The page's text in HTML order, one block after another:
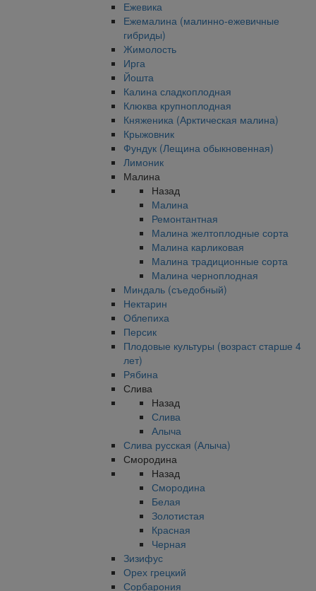
Ежевика
Ежемалина (малинно-ежевичные
гибриды)
Жимолость
Ирга
Йошта
Калина сладкоплодная
Клюква крупноплодная
Княженика (Арктическая малина)
Крыжовник
Фундук (Лещина обыкновенная)
Лимоник
Малина
Назад
Малина
Ремонтантная
Малина желтоплодные сорта
Малина карликовая
Малина традиционные сорта
Малина черноплодная
Миндаль (съедобный)
Нектарин
Облепиха
Персик
Плодовые культуры (возраст старше 4
лет)
Рябина
Слива
Назад
Слива
Алыча
Слива русская (Алыча)
Смородина
Назад
Смородина
Белая
Золотистая
Красная
Черная
Зизифус
Орех грецкий
Сорбарония